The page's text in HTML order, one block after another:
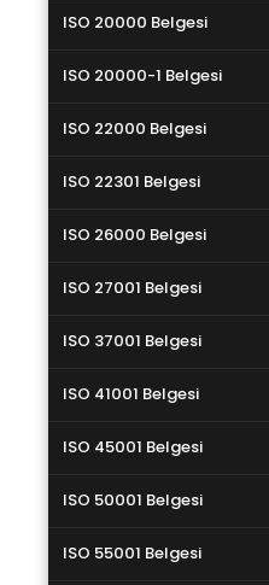
ISO 20000 Belgesi
ISO 20000-1 Belgesi
ISO 22000 Belgesi
ISO 22301 Belgesi
ISO 26000 Belgesi
ISO 27001 Belgesi
ISO 37001 Belgesi
ISO 41001 Belgesi
ISO 45001 Belgesi
ISO 50001 Belgesi
ISO 55001 Belgesi